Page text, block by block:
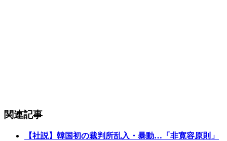
関連記事
【社説】韓国初の裁判所乱入・暴動…「非寛容原則」